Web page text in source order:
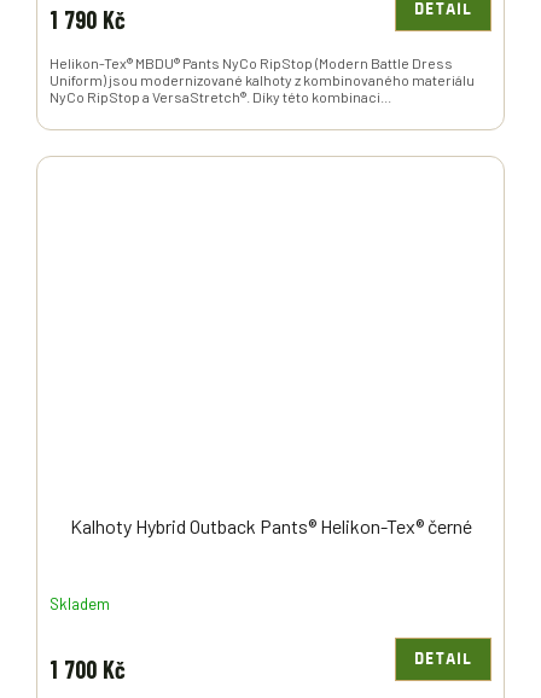
1 790 Kč DETAIL
Helikon-Tex® MBDU® Pants NyCo RipStop (Modern Battle Dress
Uniform) jsou modernizované kalhoty z kombinovaného materiálu
NyCo RipStop a VersaStretch®. Díky této kombinaci...
Kalhoty Hybrid Outback Pants® Helikon-Tex® černé
Skladem
1 700 Kč DETAIL